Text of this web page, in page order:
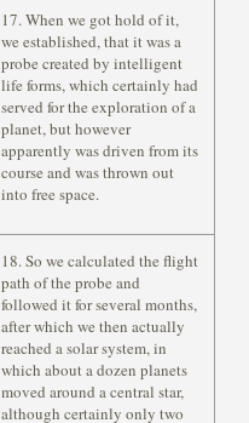
17. When we got hold of it,
we established, that it was a
probe created by intelligent
life forms, which certainly had
served for the exploration of a
planet, but however
apparently was driven from its
course and was thrown out
into free space.
18. So we calculated the flight
path of the probe and
followed it for several months,
after which we then actually
reached a solar system, in
which about a dozen planets
moved around a central star,
although certainly only two